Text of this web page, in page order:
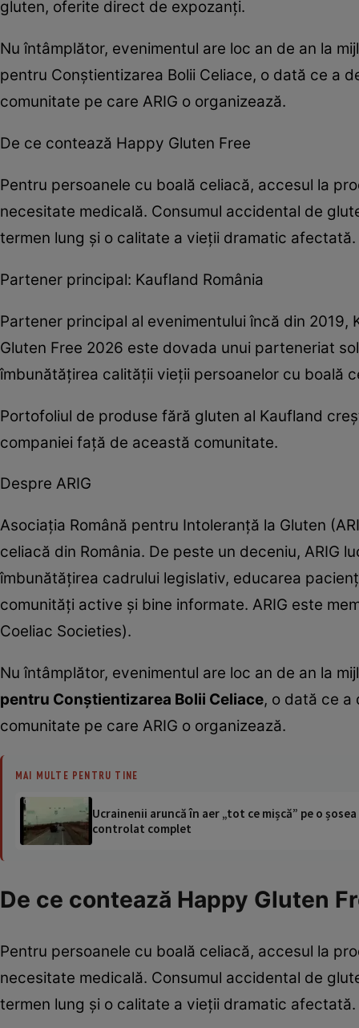
gluten, oferite direct de expozanți.
Nu întâmplător, evenimentul are loc an de an la
pentru Conștientizarea Bolii Celiace, o dată ce a
comunitate pe care ARIG o organizează.
De ce contează Happy Gluten Free
Pentru persoanele cu boală celiacă, accesul la
necesitate medicală. Consumul accidental de
termen lung și o calitate a vieții dramatic afectată.
Partener principal: Kaufland România
Partener principal al evenimentului încă din 2019,
Gluten Free 2026 este dovada unui parteneriat
îmbunătățirea calității vieții persoanelor cu boală
Portofoliul de produse fără gluten al Kaufland
companiei față de această comunitate.
Despre ARIG
Asociația Română pentru Intoleranță la Gluten
celiacă din România. De peste un deceniu, ARIG
îmbunătățirea cadrului legislativ, educarea
comunități active și bine informate. ARIG este
Coeliac Societies).
Nu întâmplător, evenimentul are loc an de an la
pentru Conștientizarea Bolii Celiace, o dată ce a
comunitate pe care ARIG o organizează.
MAI MULTE PENTRU TINE
Ucrainenii aruncă în aer „tot ce mișcă” pe o
controlat complet
De ce contează Happy Gluten
Pentru persoanele cu boală celiacă, accesul la
necesitate medicală. Consumul accidental de
termen lung și o calitate a vieții dramatic afectată.